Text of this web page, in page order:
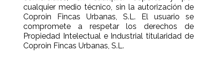
cualquier medio técnico, sin la autorización de
Coproin Fincas Urbanas, S.L. El usuario se
compromete a respetar los derechos de
Propiedad Intelectual e Industrial titularidad de
Coproin Fincas Urbanas, S.L.